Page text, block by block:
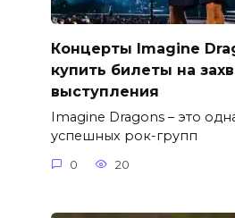
Концерты Imagine
купить билеты на
выступления
Imagine Dragons – это
успешных рок-групп
0 20